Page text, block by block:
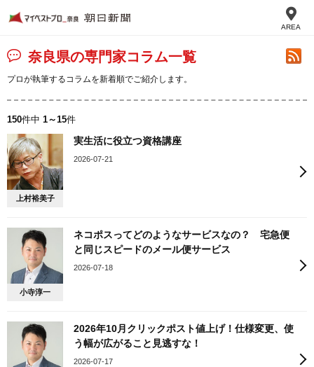
AREA
奈良県の専門家コラム一覧
プロが執筆するコラムを新着順でご紹介します。
150件中 1～15件
上村裕美子
実生活に役立つ資格講座
2026-07-21
小寺淳一
ネコポスってどのようなサービスなの？ 宅急便
と同じスピードのメール便サービス
2026-07-18
2026年10月クリックポスト値上げ！仕様変更、使
う幅が広がること見逃すな！
2026-07-17